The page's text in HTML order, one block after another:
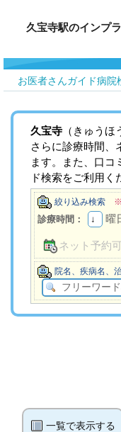
久宝寺駅のインプ
お医者さんガイド病院
久宝寺 （きゅう
さらに診療時間、
ます。また、口コ
ド検索をご利用く
絞り込み検索 ※
診療時間： 曜
ネット予約可
院名、疾病名、
一覧で表示する